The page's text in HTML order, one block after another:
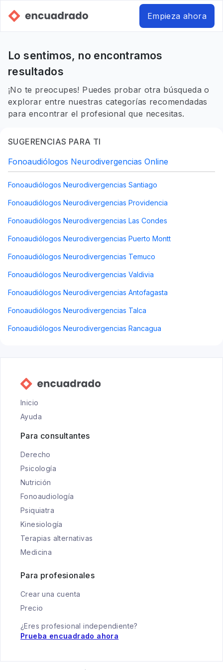
Empieza ahora
Lo sentimos, no encontramos
resultados
¡No te preocupes! Puedes probar otra búsqueda o
explorar entre nuestras categorías recomendadas
para encontrar el profesional que necesitas.
SUGERENCIAS PARA TI
Fonoaudiólogos Neurodivergencias Online
Fonoaudiólogos Neurodivergencias Santiago
Fonoaudiólogos Neurodivergencias Providencia
Fonoaudiólogos Neurodivergencias Las Condes
Fonoaudiólogos Neurodivergencias Puerto Montt
Fonoaudiólogos Neurodivergencias Temuco
Fonoaudiólogos Neurodivergencias Valdivia
Fonoaudiólogos Neurodivergencias Antofagasta
Fonoaudiólogos Neurodivergencias Talca
Fonoaudiólogos Neurodivergencias Rancagua
Inicio
Ayuda
Para consultantes
Derecho
Psicología
Nutrición
Fonoaudiología
Psiquiatra
Kinesiología
Terapias alternativas
Medicina
Para profesionales
Crear una cuenta
Precio
¿Eres profesional independiente?
Prueba encuadrado ahora